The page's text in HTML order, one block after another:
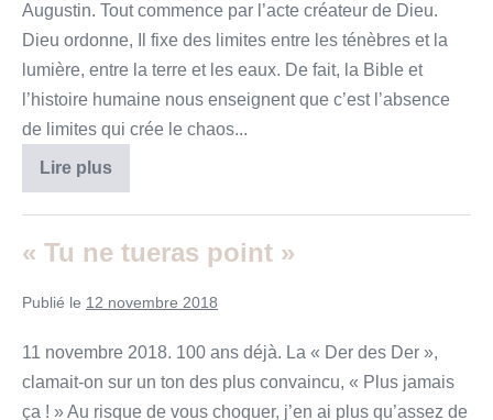
trône,
et
ils
disaient
ALLELUIA…
Augustin. Tout commence par l’acte créateur de Dieu.
Dieu ordonne, Il fixe des limites entre les ténèbres et la
lumière, entre la terre et les eaux. De fait, la Bible et
l’histoire humaine nous enseignent que c’est l’absence
de limites qui crée le chaos...
Lire plusÊtre
Verte »
« Tu ne tueras point »
Publié le 12 novembre 2018
11 novembre 2018. 100 ans déjà. La « Der des Der »,
clamait-on sur un ton des plus convaincu, « Plus jamais
ça ! » Au risque de vous choquer, j’en ai plus qu’assez de